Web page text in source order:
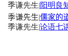
季谦先生|阳明良
季谦先生|儒家的
季谦先生|论语七